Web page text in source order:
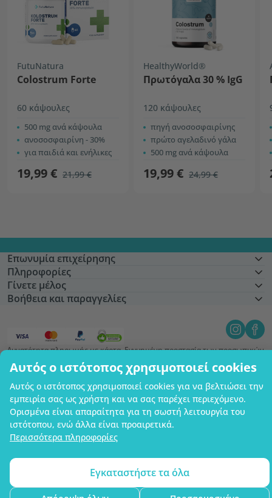
Αυτός ο ιστότοπος χρησιμοποιεί cookies
Αυτός ο ιστότοπος χρησιμοποιεί cookies για να βελτιώσει την
εμπειρία σας ως χρήστη και να σας παρέχει περιεχόμενο.
Ορισμένα είναι απαραίτητα για τη σωστή λειτουργία του
ιστότοπου, ενώ άλλα είναι προαιρετικά.
Περισσότερα πληροφορίες
Εγκαταστήστε τα όλα
FutuNatura
Colostrum Forte
60 κάψουλες
500 mg ανά κάψουλα
ανοσοσφαιρίνη - 30%
για παιδιά και ενήλικες
19,99 € 21,99 €
HealthyWorld®
Πρωτόγαλα 30 % IgG
120 κάψουλες
πηγή ανοσοσφαιρίνης
πρώτο αγελαδινό γάλα
500 mg ανά κάψουλα
19,99 € 24,99 €
Επωνυμία επιχείρησης
Πληροφορίες
Γίνετε μέλος
Βοήθεια και παραγγελίες
Δυνατότητα πληρωμής με κάρτα. Εγγυημένη προστασία των προσωπικών
σας δεδομένων μέσω κρυπτογράφησης SSL.
Copyright © 2012 - 2026   |   Be Healthy Group d.o.o.
Χάρτης ιστότοπουΧρήση των cookiesΡυθμίσεις cookies